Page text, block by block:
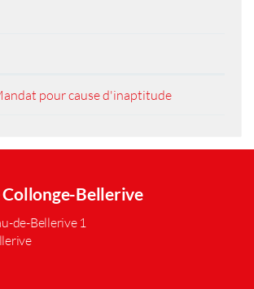
pour cause d'inaptitude
Collonge-Bellerive
de-Bellerive 1